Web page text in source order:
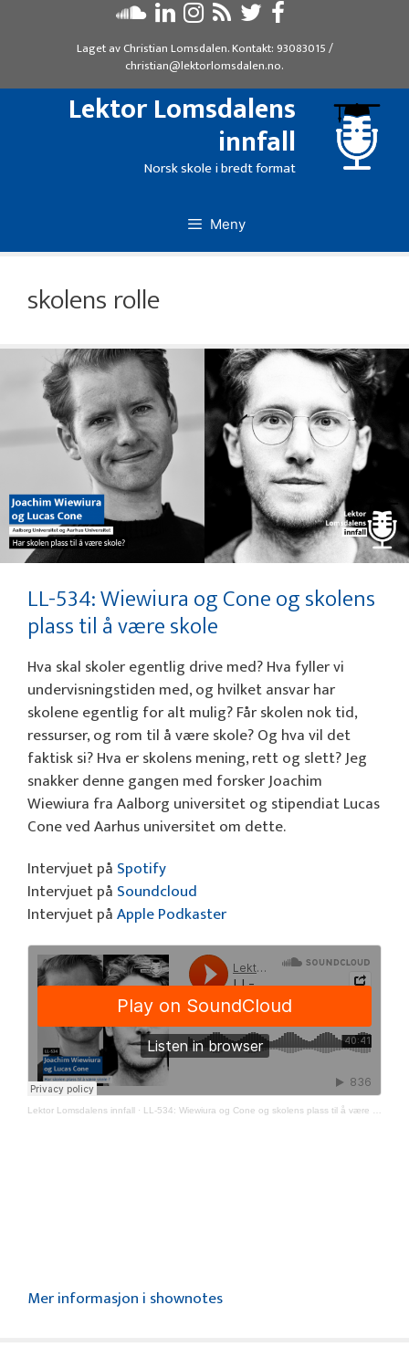
Laget avChristian Lomsdalen. Kontakt: 93083015/
christian@lektorlomsdalen.no.
Lektor Lomsdalens
innfall
Norsk skole i bredt format
Meny
skolens rolle
LL-534: Wiewiura og Cone og skolens
plass til å være skole
Hva skal skoler egentlig drive med? Hva fyller vi
undervisningstiden med, og hvilket ansvar har
skolene egentlig for alt mulig? Får skolen nok tid,
ressurser, og rom til å være skole? Og hva vil det
faktisk si? Hva er skolens mening, rett og slett? Jeg
snakker denne gangen med forsker Joachim
Wiewiura fra Aalborg universitet og stipendiat Lucas
Cone ved Aarhus universitet om dette.
Intervjuet på Spotify
Intervjuet på Soundcloud
Intervjuet påApple Podkaster
Lektor Lomsdalens innfall · LL-534: Wiewiura og Cone og skolens plass til å være skole
Mer informasjon i shownotes